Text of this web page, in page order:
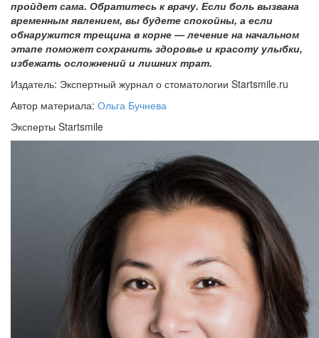
пройдет сама. Обратитесь к врачу. Если боль вызвана
временным явлением, вы будете спокойны, а если
обнаружится трещина в корне — лечение на начальном
этапе поможет сохранить здоровье и красоту улыбки,
избежать осложнений и лишних трат.
Издатель: Экспертный журнал о стоматологии Startsmile.ru
Автор материала: Ольга Бучнева
Эксперты Startsmile